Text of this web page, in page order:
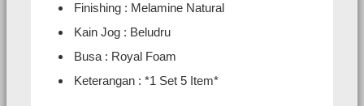
Finishing : Melamine Natural
Kain Jog : Beludru
Busa : Royal Foam
Keterangan : *1 Set 5 Item*